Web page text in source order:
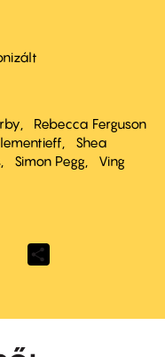
Rebecca Ferguson
Shea
Simon Pegg
Ving